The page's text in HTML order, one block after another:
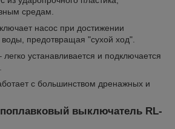
средам.
насос при достижении
предотвращая "сухой ход".
устанавливается и подключается
с большинством дренажных и
поплавковый выключатель RL-